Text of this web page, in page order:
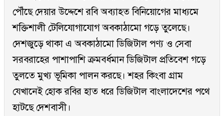
পৌঁছে দেয়ার উদ্দেশে রবি অব্যাহত বিনিয়োগের মাধ্যমে
শক্তিশালী টেলিযোগাযোগ অবকাঠামো গড়ে তুলেছে।
দেশজুড়ে থাকা এ অবকাঠামো ডিজিটাল পণ্য ও সেবা
সরবরাহের পাশাপাশি ক্রমবর্ধমান ডিজিটাল প্রতিবেশ গড়ে
তুলতে মুখ্য ভূমিকা পালন করছে। শহর কিংবা গ্রাম
যেখানেই হোক রবির হাত ধরে ডিজিটাল বাংলাদেশের পথে
হাটছে দেশবাসী।